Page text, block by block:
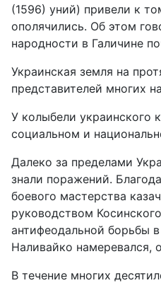
(1596) уний) привели к
ополячились. Об этом
народности в Галичине
Украинская земля на
представителей многих
У колыбели украинского
социальном и
Далеко за пределами
знали поражений.
боевого мастерства
руководством
антифеодальной борьбы
Наливайко намеревался,
В течение многих